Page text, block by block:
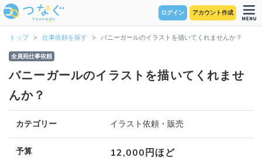
ログイン アカウント作成
トップ 仕事依頼を探す バニーガールのイラストを描いてくれませんか？
全員宛仕事依頼
バニーガールのイラストを描いてくれませ
んか？
カテゴリー イラスト依頼・販売
予算 12,000円ほど